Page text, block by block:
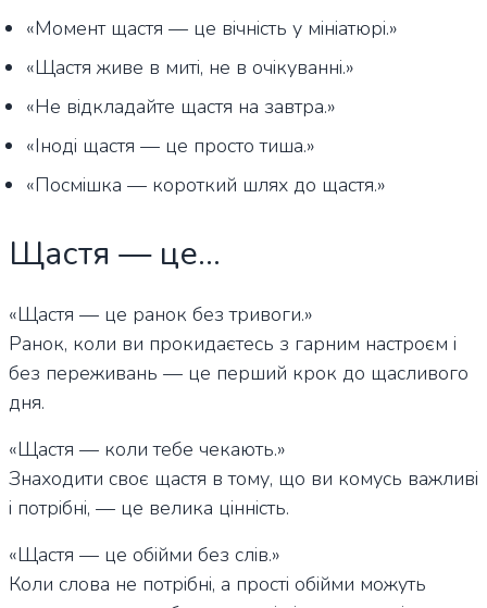
«Момент щастя — це вічність у мініатюрі.»
«Щастя живе в миті, не в очікуванні.»
«Не відкладайте щастя на завтра.»
«Іноді щастя — це просто тиша.»
«Посмішка — короткий шлях до щастя.»
Щастя — це…
«Щастя — це ранок без тривоги.»
Ранок, коли ви прокидаєтесь з гарним настроєм і
без переживань — це перший крок до щасливого
дня.
«Щастя — коли тебе чекають.»
Знаходити своє щастя в тому, що ви комусь важливі
і потрібні, — це велика цінність.
«Щастя — це обійми без слів.»
Коли слова не потрібні, а прості обійми можуть